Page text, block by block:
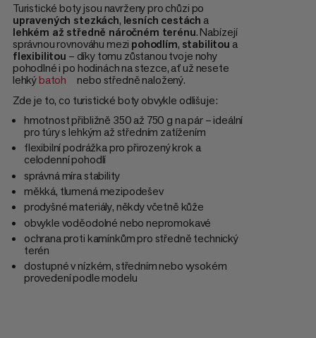
Turistické boty jsou navrženy pro chůzi po
upravených stezkách, lesních cestách a
lehkém až středně náročném terénu. Nabízejí
správnou rovnováhu mezi pohodlím, stabilitou a
flexibilitou – díky tomu zůstanou tvoje nohy
pohodlné i po hodinách na stezce, ať už nesete
lehkýbatoh
nebo středně naložený.
Zde je to, co turistické boty obvykle odlišuje:
hmotnost přibližně 350 až 750 g na pár – ideální
pro túry s lehkým až středním zatížením
flexibilní podrážka pro přirozený krok a
celodenní pohodlí
správná míra stability
měkká, tlumená mezipodešev
prodyšné materiály, někdy včetně kůže
obvykle voděodolné nebo nepromokavé
ochrana proti kamínkům pro středně technický
terén
dostupné v nízkém, středním nebo vysokém
provedení podle modelu